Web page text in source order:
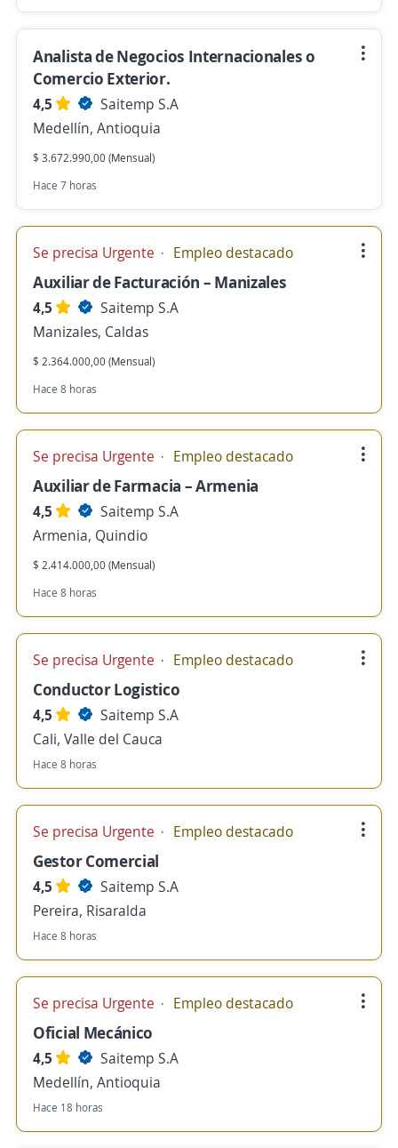
Analista de Negocios Internacionales o
Comercio Exterior.
4,5
Saitemp S.A
Medellín, Antioquia
$ 3.672.990,00 (Mensual)
Hace 7 horas
Se precisa Urgente Empleo destacado
Auxiliar de Facturación – Manizales
4,5
Saitemp S.A
Manizales, Caldas
$ 2.364.000,00 (Mensual)
Hace 8 horas
Se precisa Urgente Empleo destacado
Auxiliar de Farmacia – Armenia
4,5
Saitemp S.A
Armenia, Quindio
$ 2.414.000,00 (Mensual)
Hace 8 horas
Se precisa Urgente Empleo destacado
Conductor Logistico
4,5
Saitemp S.A
Cali, Valle del Cauca
Hace 8 horas
Se precisa Urgente Empleo destacado
Gestor Comercial
4,5
Saitemp S.A
Pereira, Risaralda
Hace 8 horas
Se precisa Urgente Empleo destacado
Oficial Mecánico
4,5
Saitemp S.A
Medellín, Antioquia
Hace 18 horas